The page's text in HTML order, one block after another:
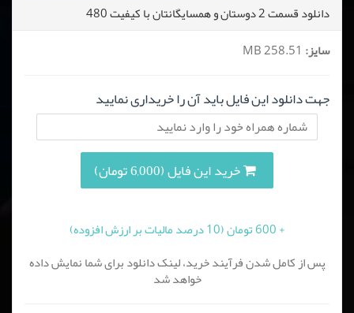
دانلود قسمت 2 دوستان و همسایگانتان با کیفیت 480
سایز:
جهت دانلود این فایل باید آن را خریداری نمایید
خرید این فایل (6,000 تومان)
+ 600 تومان (10 درصد مالیات بر ارزش افزوده)
پس از کامل شدن فرآیند خرید، لینک دانلود برای شما نمایش داده
خواهد شد